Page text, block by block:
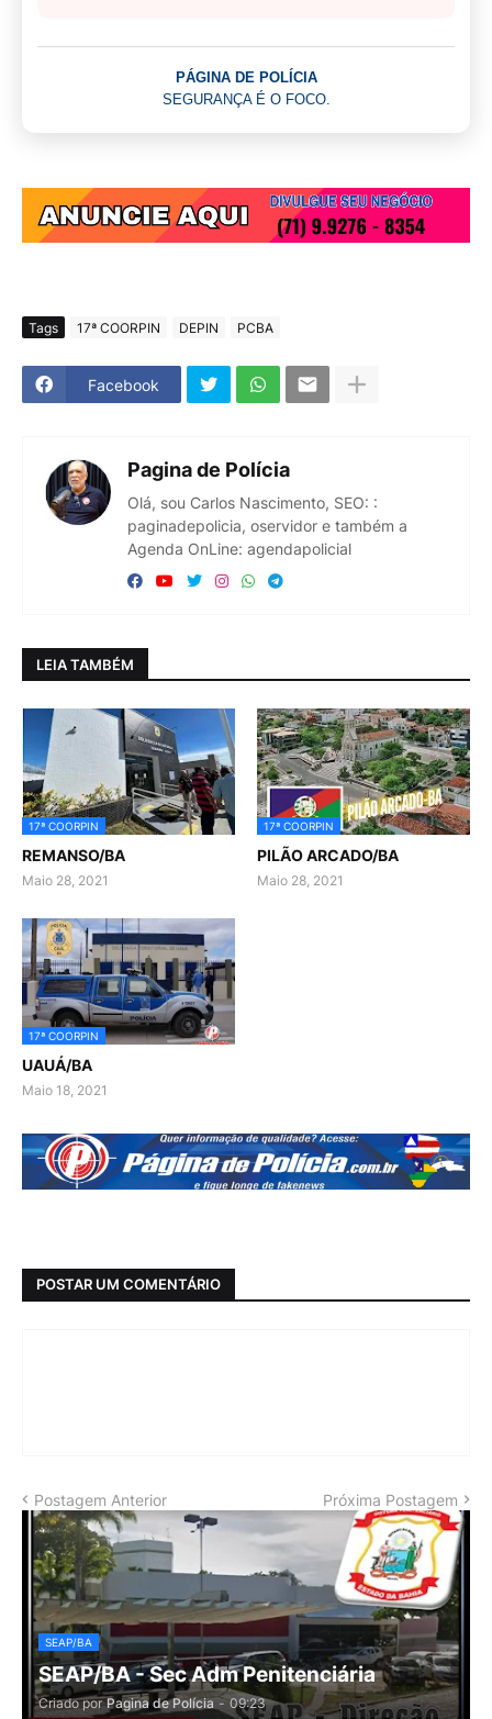
PÁGINA DE POLÍCIA
SEGURANÇA É O FOCO.
Tags 17ª COORPIN DEPIN PCBA
Facebook
Pagina de Polícia
Olá, sou Carlos Nascimento, SEO: :
paginadepolicia, oservidor e também a
Agenda OnLine: agendapolicial
LEIA TAMBÉM
17ª COORPIN
REMANSO/BA
Maio 28, 2021
17ª COORPIN
PILÃO ARCADO/BA
Maio 28, 2021
17ª COORPIN
UAUÁ/BA
Maio 18, 2021
POSTAR UM COMENTÁRIO
Postagem Anterior Próxima Postagem
SEAP/BA
SEAP/BA - Sec Adm Penitenciária
Criado por Pagina de Polícia - 09:23